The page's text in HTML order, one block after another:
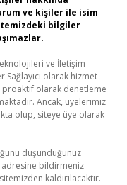
ve kişiler ile isim
bilgiler
ve İletişim
Sağlayıcı olarak hizmet
olarak denetleme
Ancak, üyelerimiz
olup, siteye üye olarak
düşündüğünüz
adresine bildirmeniz
kaldırılacaktır.